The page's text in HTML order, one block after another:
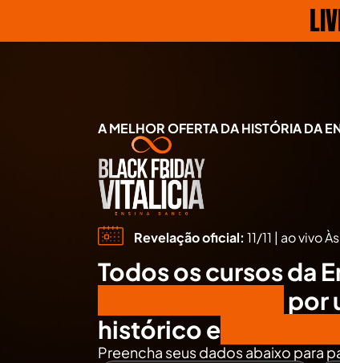
A MELHOR OFERTA DA HISTÓRIA DA
Revelação oficial: 11/11 | ao vivo
Todos os cursos da
por
histórico e
Preencha seus dados abaixo para